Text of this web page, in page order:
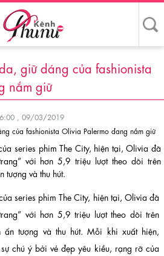
giữ dáng của fashionista
nắm giữ
, 09/03/2019
series phim The City, hiện tại, Olivia đã
với hơn 5,9 triệu lượt theo dõi trên
tượng và thu hút.
series phim The City, hiện tại, Olivia đã
với hơn 5,9 triệu lượt theo dõi trên
ấn tượng và thu hút. Mỗi khi xuất hiện,
chú ý bởi vẻ đẹp yêu kiều, rạng rỡ của